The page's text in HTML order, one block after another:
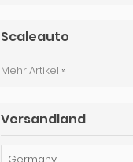
Scaleauto
Mehr Artikel »
Versandland